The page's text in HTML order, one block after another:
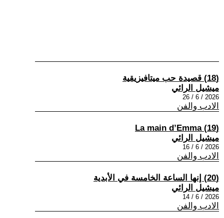
(18) قصيدة حب ميتافيزيقية
ميشيل الرائي
2026 / 6 / 26
الادب والفن
(19) La main d’Emma
ميشيل الرائي
2026 / 6 / 16
الادب والفن
(20) إنها الساعة الخامسة في الأبدية
ميشيل الرائي
2026 / 6 / 14
الادب والفن